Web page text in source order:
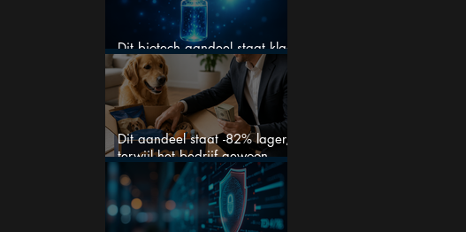
Dit biotech aandeel staat klaar
voor een flinke rally
Dit aandeel staat -82% lager,
terwijl het bedrijf gewoon
groeit